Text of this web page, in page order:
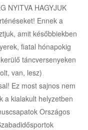
NYITVA HAGYJUK
Ennek a
amit későbbiekben
fiatal hónapokig
táncversenyeken
van, lesz)
Ez most sajnos nem
a kialakult helyzetben
Országos